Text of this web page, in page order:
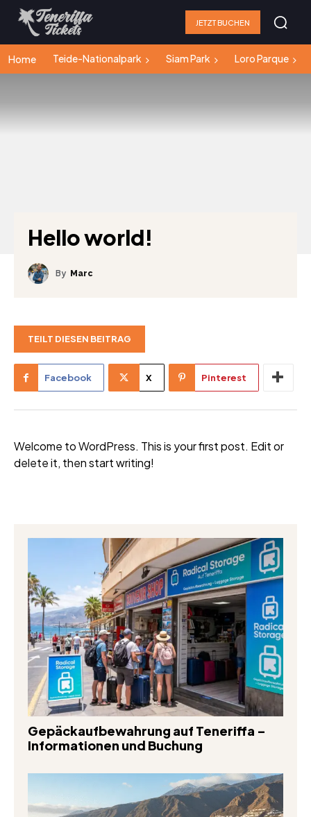
JETZT BUCHEN
Home Teide-Nationalpark Siam Park Loro Parque
Hello world!
By Marc
TEILT DIESEN BEITRAG
Facebook X Pinterest
Welcome to WordPress. This is your first post. Edit or
delete it, then start writing!
Gepäckaufbewahrung auf Teneriffa –
Informationen und Buchung